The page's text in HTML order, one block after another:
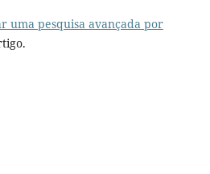
uma pesquisa avançada por